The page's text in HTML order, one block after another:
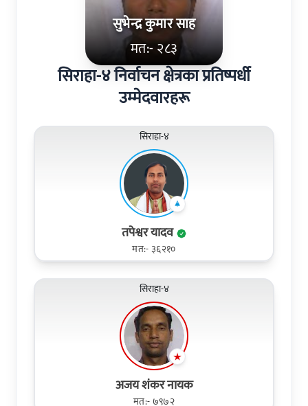
सुभेन्द्र कुमार साह
मत:- २८३
सिराहा-४ निर्वाचन क्षेत्रका प्रतिष्पर्धी
उम्मेदवारहरू
सिराहा-४
तपेश्वर यादव
मत:- ३६२१०
सिराहा-४
अजय शंकर नायक
मत:- ७९७२